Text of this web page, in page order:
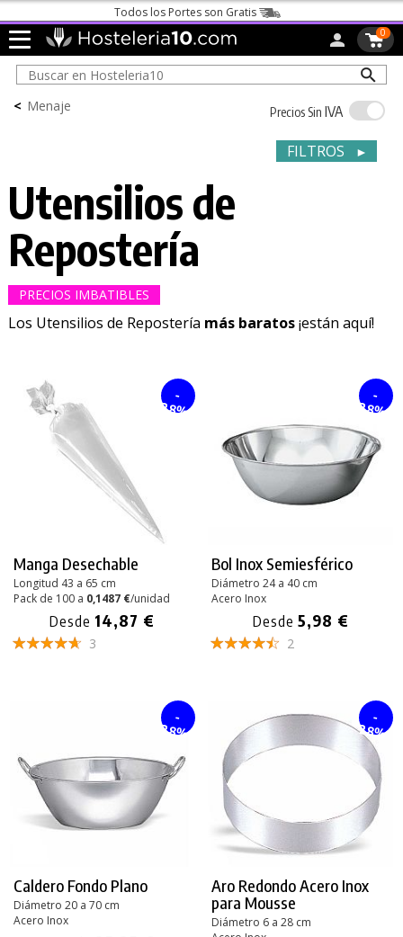
Llámanos 91 161 03 04 oescríbenos
0
< Menaje Precios Sin IVA
FILTROS ►
Utensilios de
Repostería
PRECIOS IMBATIBLES
Los Utensilios de Repostería más baratos¡están aquí!
-
28%
Manga Desechable
Longitud 43 a 65 cm
Pack de 100 a 0,1487 €/unidad
Desde 14,87 €
3
-
28%
Bol Inox Semiesférico
Diámetro 24 a 40 cm
Acero Inox
Desde 5,98 €
2
-
28%
Caldero Fondo Plano
Diámetro 20 a 70 cm
Acero Inox
-
28%
Aro Redondo Acero Inox
para Mousse
Diámetro 6 a 28 cm